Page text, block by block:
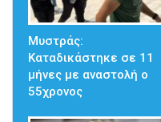
Μυστράς:
Καταδικάστηκε σε 11
μήνες με αναστολή ο
55χρονος